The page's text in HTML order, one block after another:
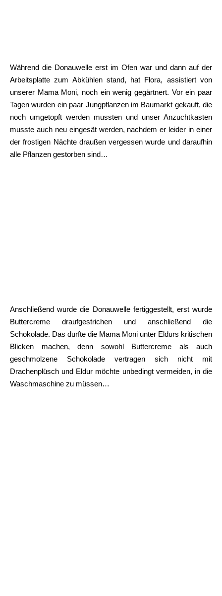
Während die Donauwelle erst im Ofen war und dann auf der
Arbeitsplatte zum Abkühlen stand, hat Flora, assistiert von
unserer Mama Moni, noch ein wenig gegärtnert. Vor ein paar
Tagen wurden ein paar Jungpflanzen im Baumarkt gekauft, die
noch umgetopft werden mussten und unser Anzuchtkasten
musste auch neu eingesät werden, nachdem er leider in einer
der frostigen Nächte draußen vergessen wurde und daraufhin
alle Pflanzen gestorben sind…
Anschließend wurde die Donauwelle fertiggestellt, erst wurde
Buttercreme draufgestrichen und anschließend die
Schokolade. Das durfte die Mama Moni unter Eldurs kritischen
Blicken machen, denn sowohl Buttercreme als auch
geschmolzene Schokolade vertragen sich nicht mit
Drachenplüsch und Eldur möchte unbedingt vermeiden, in die
Waschmaschine zu müssen…